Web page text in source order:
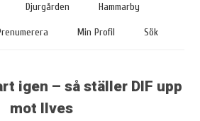
Djurgården Hammarby
Min Profil Sök
igen – så ställer DIF upp
mot Ilves